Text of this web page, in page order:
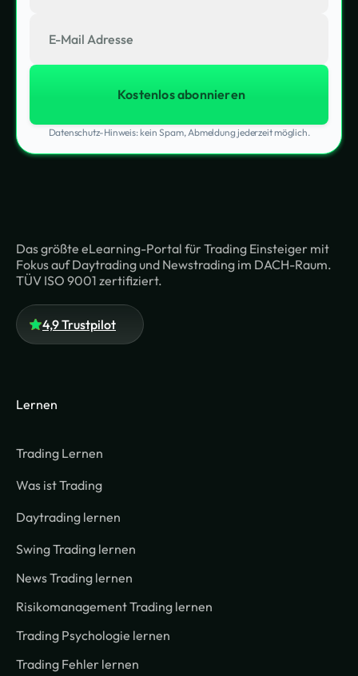
Datenschutz-Hinweis: kein Spam, Abmeldung jederzeit möglich.
Das größte eLearning-Portal für Trading Einsteiger mit
Fokus auf Daytrading und Newstrading im DACH-Raum.
TÜV ISO 9001 zertifiziert.
4,9 Trustpilot
Lernen
Trading Lernen
Was ist Trading
Daytrading lernen
Swing Trading lernen
News Trading lernen
Risikomanagement Trading lernen
Trading Psychologie lernen
Trading Fehler lernen